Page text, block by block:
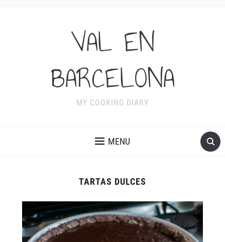
VAL EN
BARCELONA
MY COOKING DIARY
MENU
TARTAS DULCES